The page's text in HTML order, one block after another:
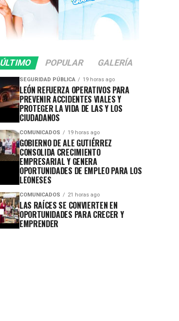
ÚLTIMO POPULAR GALERÍA
SEGURIDAD PÚBLICA 19 horas ago
LEÓN REFUERZA OPERATIVOS PARA
PREVENIR ACCIDENTES VIALES Y
PROTEGER LA VIDA DE LAS Y LOS
CIUDADANOS
COMUNICADOS 19 horas ago
GOBIERNO DE ALE GUTIÉRREZ
CONSOLIDA CRECIMIENTO
EMPRESARIAL Y GENERA
OPORTUNIDADES DE EMPLEO PARA LOS
LEONESES
COMUNICADOS 21 horas ago
LAS RAÍCES SE CONVIERTEN EN
OPORTUNIDADES PARA CRECER Y
EMPRENDER